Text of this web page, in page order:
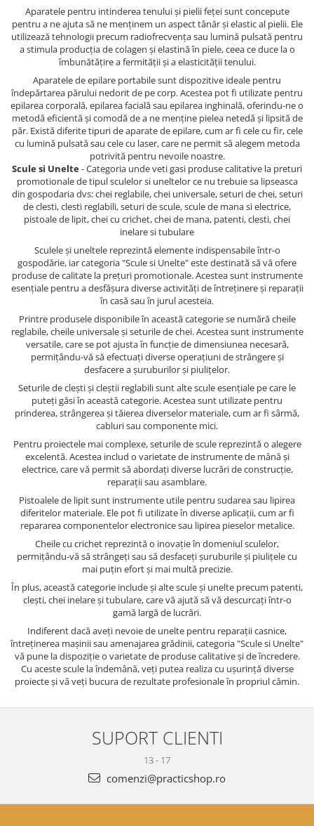
Aparatele pentru intinderea tenului și pielii feței sunt concepute
pentru a ne ajuta să ne menținem un aspect tânăr și elastic al pielii. Ele
utilizează tehnologii precum radiofrecvența sau lumină pulsată pentru
a stimula producția de colagen și elastină în piele, ceea ce duce la o
îmbunătățire a fermității și a elasticității tenului.
Aparatele de epilare portabile sunt dispozitive ideale pentru
îndepărtarea părului nedorit de pe corp. Acestea pot fi utilizate pentru
epilarea corporală, epilarea facială sau epilarea inghinală, oferindu-ne o
metodă eficientă și comodă de a ne menține pielea netedă și lipsită de
păr. Există diferite tipuri de aparate de epilare, cum ar fi cele cu fir, cele
cu lumină pulsată sau cele cu laser, care ne permit să alegem metoda
potrivită pentru nevoile noastre.
Scule si Unelte- Categoria unde veti gasi produse calitative la preturi
promotionale de tipul sculelor si uneltelor ce nu trebuie sa lipseasca
din gospodaria dvs: chei reglabile, chei universale, seturi de chei, seturi
de clesti, clesti reglabili, seturi de scule, scule de mana si electrice,
pistoale de lipit, chei cu crichet, chei de mana, patenti, clesti, chei
inelare si tubulare
Sculele și uneltele reprezintă elemente indispensabile într-o
gospodărie, iar categoria "Scule si Unelte" este destinată să vă ofere
produse de calitate la prețuri promotionale. Acestea sunt instrumente
esențiale pentru a desfășura diverse activități de întreținere și reparații
în casă sau în jurul acesteia.
Printre produsele disponibile în această categorie se numără cheile
reglabile, cheile universale și seturile de chei. Acestea sunt instrumente
versatile, care se pot ajusta în funcție de dimensiunea necesară,
permițându-vă să efectuați diverse operațiuni de strângere și
desfacere a șuruburilor și piulițelor.
Seturile de clești și cleștii reglabili sunt alte scule esențiale pe care le
puteți găsi în această categorie. Acestea sunt utilizate pentru
prinderea, strângerea și tăierea diverselor materiale, cum ar fi sârmă,
cabluri sau componente mici.
Pentru proiectele mai complexe, seturile de scule reprezintă o alegere
excelentă. Acestea includ o varietate de instrumente de mână și
electrice, care vă permit să abordați diverse lucrări de construcție,
reparații sau asamblare.
Pistoalele de lipit sunt instrumente utile pentru sudarea sau lipirea
diferitelor materiale. Ele pot fi utilizate în diverse aplicații, cum ar fi
repararea componentelor electronice sau lipirea pieselor metalice.
Cheile cu crichet reprezintă o inovație în domeniul sculelor,
permițându-vă să strângeți sau să desfaceți șuruburile și piulițele cu
mai puțin efort și mai multă precizie.
În plus, această categorie include și alte scule și unelte precum patenti,
clești, chei inelare și tubulare, care vă ajută să vă descurcați într-o
gamă largă de lucrări.
Indiferent dacă aveți nevoie de unelte pentru reparații casnice,
întreținerea mașinii sau amenajarea grădinii, categoria "Scule si Unelte"
vă pune la dispoziție o varietate de produse calitative și de încredere.
Cu aceste scule la îndemână, veți putea realiza cu ușurință diverse
proiecte și vă veți bucura de rezultate profesionale în propriul cămin.
SUPORT CLIENTI
13 - 17
comenzi@practicshop.ro